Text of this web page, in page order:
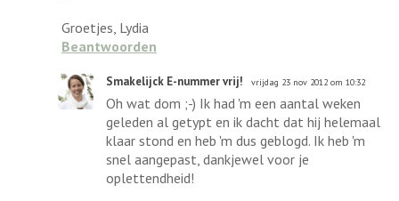
Groetjes, Lydia
Beantwoorden
Smakelijck E-nummer vrij! vrijdag 23 nov 2012 om 10:32
Oh wat dom ;-) Ik had 'm een aantal weken
geleden al getypt en ik dacht dat hij helemaal
klaar stond en heb 'm dus geblogd. Ik heb 'm
snel aangepast, dankjewel voor je
oplettendheid!